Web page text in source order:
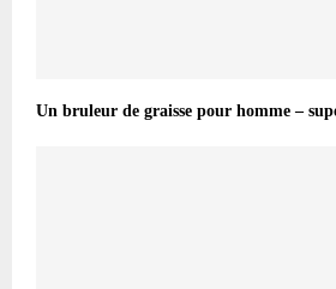
Un bruleur de graisse pour homme –